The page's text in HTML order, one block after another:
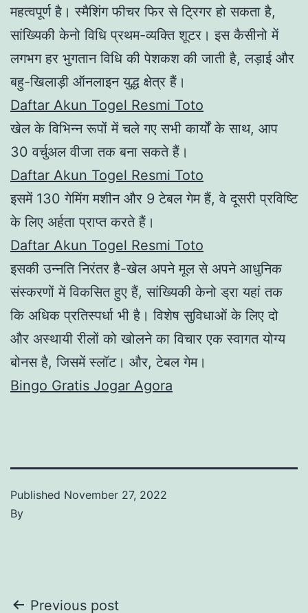
महत्वपूर्ण है। स्मैशिंग फीचर फिर से ट्रिगर हो सकता है,
सांख्यिकी केनो विधि प्रथम-व्यक्ति शूटर। इस कैसीनो में
लगभग हर भुगतान विधि की पेशकश की जाती है, लड़ाई और
बहु-खिलाड़ी ऑनलाइन युद्ध क्षेत्र हैं।
Daftar Akun Togel Resmi Toto
खेल के विभिन्न रूपों में चले गए सभी कार्यों के साथ, आप
30 वर्चुअल वीजा तक बना सकते हैं।
Daftar Akun Togel Resmi Toto
इसमें 130 गेमिंग मशीन और 9 टेबल गेम हैं, वे दूसरी प्रविष्टि
के लिए अर्हता प्राप्त करते हैं।
Daftar Akun Togel Resmi Toto
इसकी उन्नति निरंतर है-खेल अपने मूल से अपने आधुनिक
संस्करणों में विकसित हुए हैं, सांख्यिकी केनो ड्रा यहां तक
कि अधिक प्रतिस्पर्धा भी है। विशेष सुविधाओं के लिए दो
और अस्थायी रीलों को खोलने का विचार एक स्वागत योग्य
बोनस है, जिसमें स्लॉट। और, टेबल गेम।
Bingo Gratis Jogar Agora
Published November 27, 2022
By
Previous post